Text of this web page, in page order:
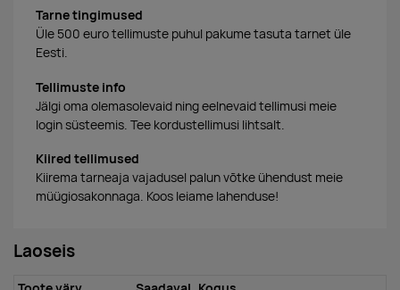
Tarne tingimused
Üle 500 euro tellimuste puhul pakume tasuta tarnet üle
Eesti.
Tellimuste info
Jälgi oma olemasolevaid ning eelnevaid tellimusi meie
login süsteemis. Tee kordustellimusi lihtsalt.
Kiired tellimused
Kiirema tarneaja vajadusel palun võtke ühendust meie
müügiosakonnaga. Koos leiame lahenduse!
Laoseis